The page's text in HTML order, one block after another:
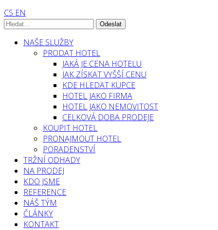
CS EN
NAŠE SLUŽBY
PRODAT HOTEL
JAKÁ JE CENA HOTELU
JAK ZÍSKAT VYŠŠÍ CENU
KDE HLEDAT KUPCE
HOTEL JAKO FIRMA
HOTEL JAKO NEMOVITOST
CELKOVÁ DOBA PRODEJE
KOUPIT HOTEL
PRONAJMOUT HOTEL
PORADENSTVÍ
TRŽNÍ ODHADY
NA PRODEJ
KDO JSME
REFERENCE
NÁŠ TÝM
ČLÁNKY
KONTAKT